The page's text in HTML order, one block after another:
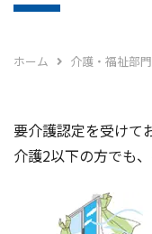
ホーム 介護・福祉部門
要介護認定を受けて
介護2以下の方でも